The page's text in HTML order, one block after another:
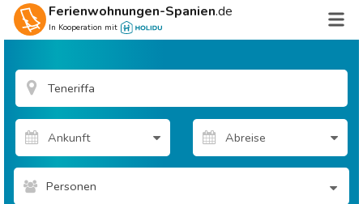
Ferienwohnungen-Spanien.de
In Kooperation mit
Personen